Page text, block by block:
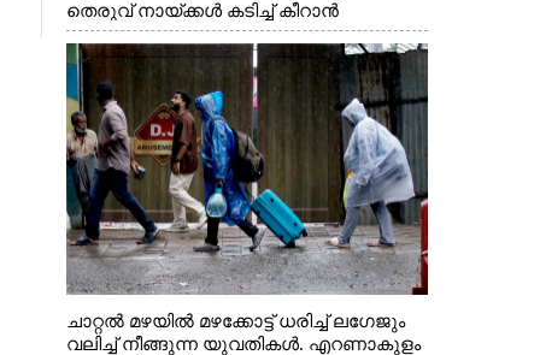
തെരുവ് നായ്ക്കൾ കടിച്ച് കീറാൻ
വന്നതോടെ വയറിന്റെ ആന്തൽ മറന്ന്
ജീവന് വേണ്ടിയായി ഓട്ടം. എറണാകുളം
വാത്തുരുത്തിയിൽ നിന്നുള്ള കാഴ്ച
ചാറ്റൽ മഴയിൽ മഴക്കോട്ട് ധരിച്ച് ലഗേജും
വലിച്ച് നീങ്ങുന്ന യുവതികൾ. എറണാകുളം